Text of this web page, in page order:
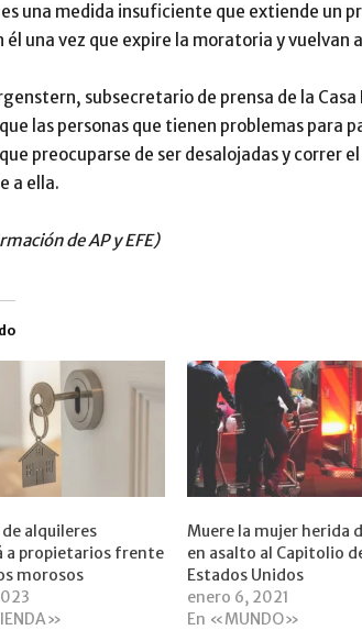
una medida insuficiente que extiende un
él una vez que expire la moratoria y
subsecretario de prensa de la
las personas que tienen problemas para
preocuparse de ser desalojadas y correr
a ella.
de AP y EFE)
de alquileres
a propietarios frente
morosos
Muere la mujer herida
en asalto al Capitolio
Estados Unidos
enero 6, 2021
En «MUNDO»